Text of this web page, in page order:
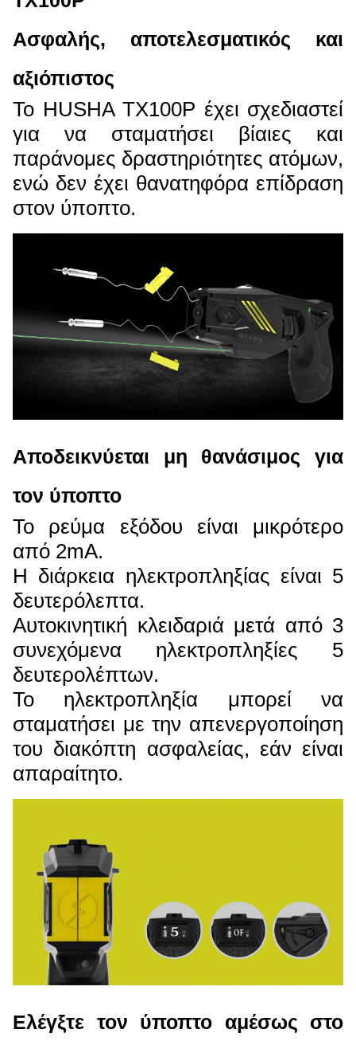
Ασφαλής, αποτελεσματικός και
αξιόπιστος
Το HUSHA TX100P έχει σχεδιαστεί
για να σταματήσει βίαιες και
παράνομες δραστηριότητες ατόμων,
ενώ δεν έχει θανατηφόρα επίδραση
στον ύποπτο.
Αποδεικνύεται μη θανάσιμος για
τον ύποπτο
Το ρεύμα εξόδου είναι μικρότερο
από 2mA.
Η διάρκεια ηλεκτροπληξίας είναι 5
δευτερόλεπτα.
Αυτοκινητική κλειδαριά μετά από 3
συνεχόμενα ηλεκτροπληξίες 5
δευτερολέπτων.
Το ηλεκτροπληξία μπορεί να
σταματήσει με την απενεργοποίηση
του διακόπτη ασφαλείας, εάν είναι
απαραίτητο.
Ελέγξτε τον ύποπτο αμέσως στο